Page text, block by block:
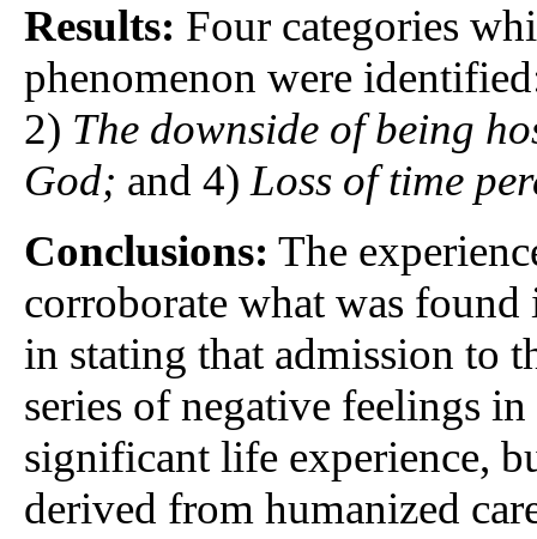
Results: Four categories
phenomenon were
2) The downside of being
God; and 4)Loss of time
Conclusions: The
corroborate what was
in stating that admission to
series of negative feelings
significant life experience,
derived from humanized